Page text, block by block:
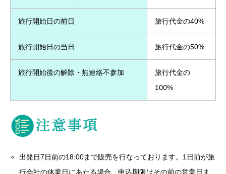
旅行開始日の前日 旅行代金の40%
旅行開始日の当日 旅行代金の50%
旅行開始後の解除・無連絡不参加
旅行代金の
100%
出発日7日前の18:00まで販売を行なっております。1日前が旅
行会社の休業日にあたる場合、申込期限はその前の営業日ま